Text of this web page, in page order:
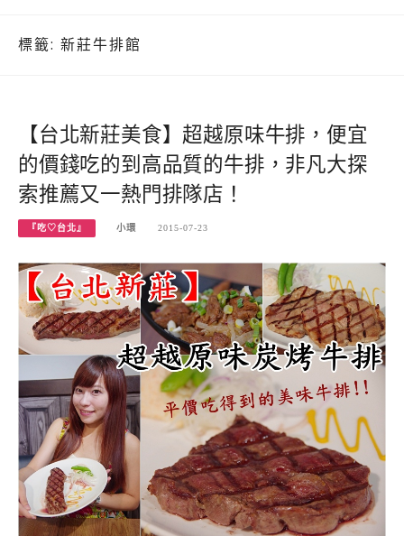
標籤: 新莊牛排館
【台北新莊美食】超越原味牛排，便宜
的價錢吃的到高品質的牛排，非凡大探
索推薦又一熱門排隊店！
『吃♡台北』 小環 2015-07-23